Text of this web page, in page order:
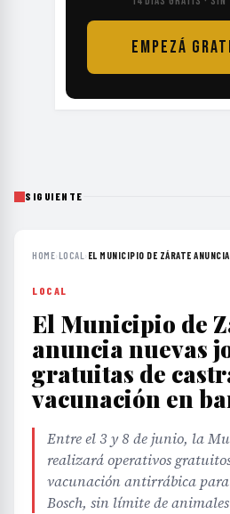
EMPEZÁ
SIGUIENTE
HOME›LOCAL › EL MUNICIPIO DE ZÁRATE
LOCAL
El Municipio de
anuncia nuevas
gratuitas de
vacunación en
Entre el 3 y 8 de junio, la
realizará operativos
vacunación antirrábica
Bosch, sin límite de